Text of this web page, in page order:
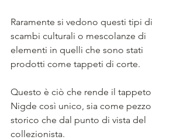
Raramente si vedono questi tipi di
scambi culturali o mescolanze di
elementi in quelli che sono stati
prodotti come tappeti di corte.
Questo è ciò che rende il tappeto
Nigde così unico, sia come pezzo
storico che dal punto di vista del
collezionista.